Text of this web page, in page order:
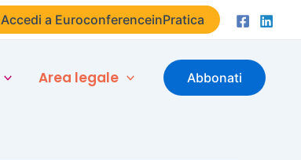
Accedi a EuroconferenceinPratica
Area legale Abbonati